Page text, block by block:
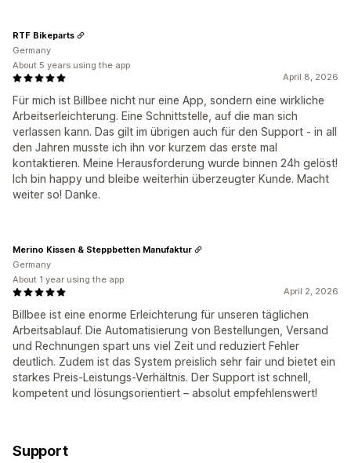
April 8, 2026
Für mich ist Billbee nicht nur eine App, sondern eine wirkliche
Arbeitserleichterung. Eine Schnittstelle, auf die man sich
verlassen kann. Das gilt im übrigen auch für den Support - in all
den Jahren musste ich ihn vor kurzem das erste mal
kontaktieren. Meine Herausforderung wurde binnen 24h gelöst!
Ich bin happy und bleibe weiterhin überzeugter Kunde. Macht
weiter so! Danke.
RTF Bikeparts
Germany
About 5 years using the app
April 2, 2026
Billbee ist eine enorme Erleichterung für unseren täglichen
Arbeitsablauf. Die Automatisierung von Bestellungen, Versand
und Rechnungen spart uns viel Zeit und reduziert Fehler
deutlich. Zudem ist das System preislich sehr fair und bietet ein
starkes Preis-Leistungs-Verhältnis. Der Support ist schnell,
kompetent und lösungsorientiert – absolut empfehlenswert!
Merino Kissen & Steppbetten Manufaktur
Germany
About 1 year using the app
Support